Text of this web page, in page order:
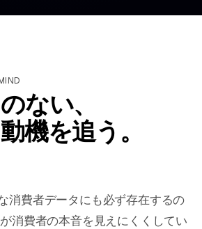
ない、
機を追う。
消費者データにも必ず存在するの
消費者の本音を見えにくくしてい